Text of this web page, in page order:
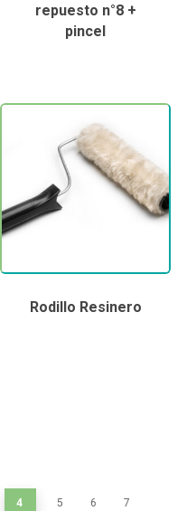
repuesto n°8 +
pincel
Rodillo Resinero
4 5 6 7